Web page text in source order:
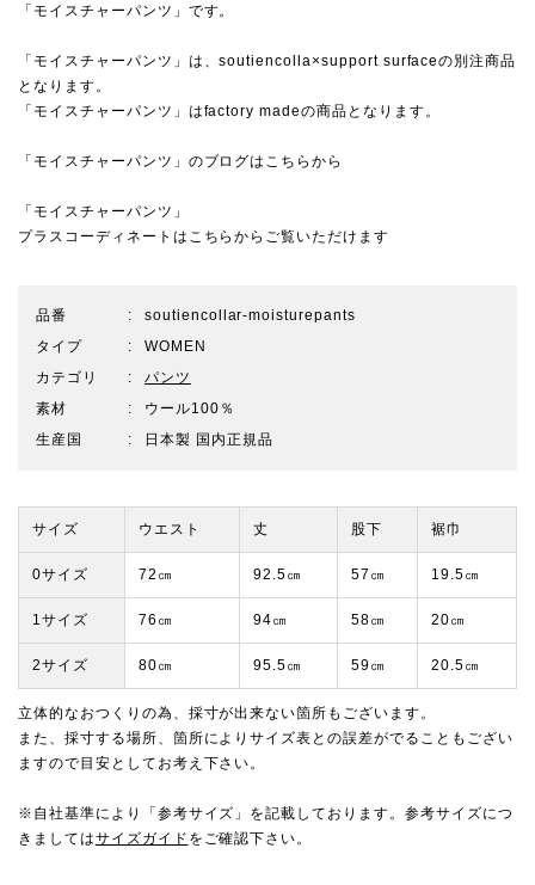
「モイスチャーパンツ」です。
「モイスチャーパンツ」は、soutiencolla×support surfaceの別注商品
となります。
「モイスチャーパンツ」はfactory madeの商品となります。
「モイスチャーパンツ」のブログは こちらから
「モイスチャーパンツ」
プラスコーディネートはこちらからご覧いただけます
品番
soutiencollar-moisturepants
タイプ
WOMEN
カテゴリ
パンツ
素材
ウール100％
生産国
日本製 国内正規品
サイズ ウエスト 丈 股下 裾巾
0サイズ 72㎝ 92.5㎝ 57㎝ 19.5㎝
1サイズ 76㎝ 94㎝ 58㎝ 20㎝
2サイズ 80㎝ 95.5㎝ 59㎝ 20.5㎝
立体的なおつくりの為、採寸が出来ない箇所もございます。
また、採寸する場所、箇所によりサイズ表との誤差がでることもござい
ますので目安としてお考え下さい。
※自社基準により「参考サイズ」を記載しております。参考サイズにつ
きましてはサイズガイド をご確認下さい。